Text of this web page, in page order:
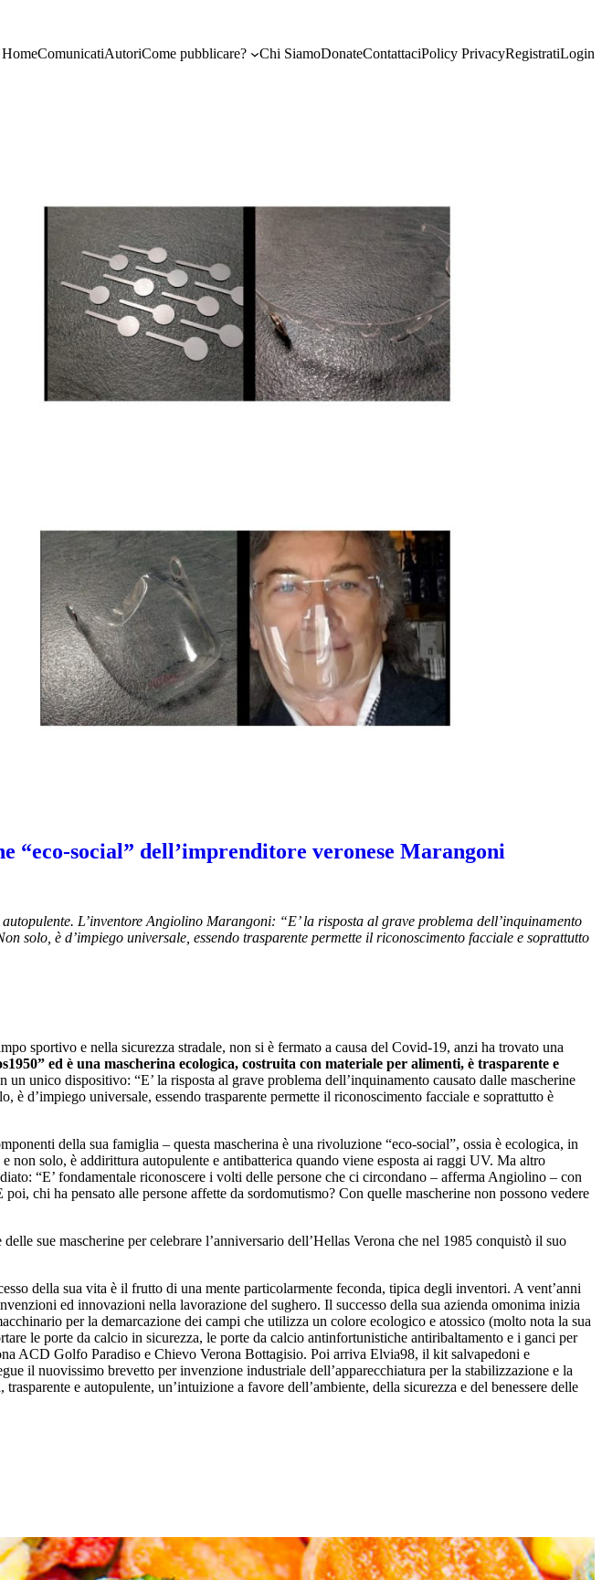
HomeComunicatiAutoriCome pubblicare? Chi SiamoDonateContattaciPolicy PrivacyRegistratiLogin
“eco-social” dell’imprenditore veronese Marangoni
L’inventore Angiolino Marangoni: “E’ la risposta al grave problema dell’inquinamento
solo, è d’impiego universale, essendo trasparente permette il riconoscimento facciale e soprattutto
sportivo e nella sicurezza stradale, non si è fermato a causa del Covid-19, anzi ha trovato una
ed è una mascherina ecologica, costruita con materiale per alimenti, è trasparente e
unico dispositivo: “E’ la risposta al grave problema dell’inquinamento causato dalle mascherine
d’impiego universale, essendo trasparente permette il riconoscimento facciale e soprattutto è
della sua famiglia – questa mascherina è una rivoluzione “eco-social”, ossia è ecologica, in
solo, è addirittura autopulente e antibatterica quando viene esposta ai raggi UV. Ma altro
“E’ fondamentale riconoscere i volti delle persone che ci circondano – afferma Angiolino – con
chi ha pensato alle persone affette da sordomutismo? Con quelle mascherine non possono vedere
sue mascherine per celebrare l’anniversario dell’Hellas Verona che nel 1985 conquistò il suo
della sua vita è il frutto di una mente particolarmente feconda, tipica degli inventori. A vent’anni
ed innovazioni nella lavorazione del sughero. Il successo della sua azienda omonima inizia
per la demarcazione dei campi che utilizza un colore ecologico e atossico (molto nota la sua
le porte da calcio in sicurezza, le porte da calcio antinfortunistiche antiribaltamento e i ganci per
ACD Golfo Paradiso e Chievo Verona Bottagisio. Poi arriva Elvia98, il kit salvapedoni e
il nuovissimo brevetto per invenzione industriale dell’apparecchiatura per la stabilizzazione e la
e autopulente, un’intuizione a favore dell’ambiente, della sicurezza e del benessere delle